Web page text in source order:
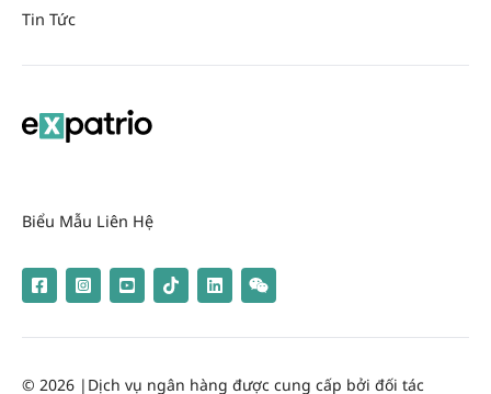
Tin Tức
Biểu Mẫu Liên Hệ
© 2026 | Dịch vụ ngân hàng được cung cấp bởi đối tác